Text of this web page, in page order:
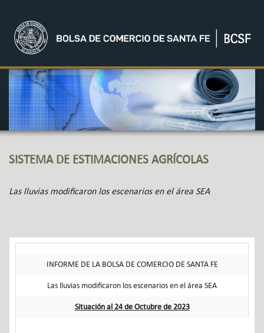
SISTEMA DE ESTIMACIONES AGRÍCOLAS
Las lluvias modificaron los escenarios en el área SEA
INFORME DE LA BOLSA DE COMERCIO DE SANTA FE
Las lluvias modificaron los escenarios en el área SEA
Situación al 24 de Octubre de 2023